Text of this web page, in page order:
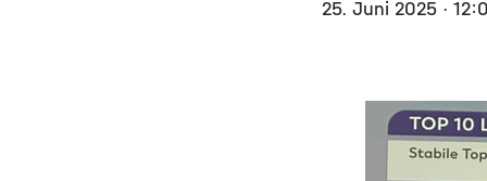
25. Juni 2025 ·